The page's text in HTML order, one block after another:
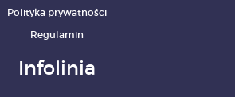
Polityka prywatności
Regulamin
Infolinia